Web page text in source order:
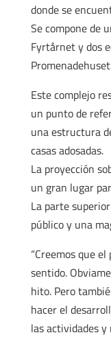
donde se
Se compone de
Fyrtårnet y dos
Este complejo
un punto de
una estructura
casas adosadas.
La proyección
un gran lugar
La parte
público y una
“Creemos que
sentido.
hito. Pero
hacer el
las actividades